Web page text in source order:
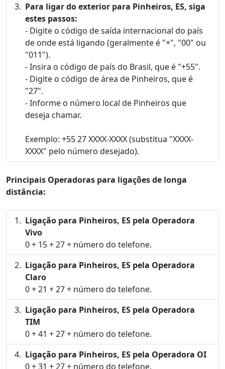
Para ligar do exterior para Pinheiros, ES, siga
estes passos:
- Digite o código de saída internacional do país
de onde está ligando (geralmente é "+", "00" ou
"011").
- Insira o código de país do Brasil, que é "+55".
- Digite o código de área de Pinheiros, que é
"27".
- Informe o número local de Pinheiros que
deseja chamar.
Exemplo: +55 27 XXXX-XXXX (substitua "XXXX-
XXXX" pelo número desejado).
Principais Operadoras para ligações de longa
distância:
Ligação para Pinheiros, ES pela Operadora
Vivo
0 + 15 + 27 + número do telefone.
Ligação para Pinheiros, ES pela Operadora
Claro
0 + 21 + 27 + número do telefone.
Ligação para Pinheiros, ES pela Operadora
TIM
0 + 41 + 27 + número do telefone.
Ligação para Pinheiros, ES pela Operadora OI
0 + 31 + 27 + número do telefone.